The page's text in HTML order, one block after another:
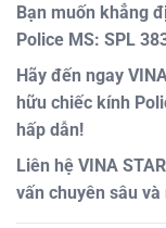
Bạn muốn khẳng
Police MS: SPL
Hãy đến ngay
hữu chiếc kính
hấp dẫn!
Liên hệ VINA
vấn chuyên sâu